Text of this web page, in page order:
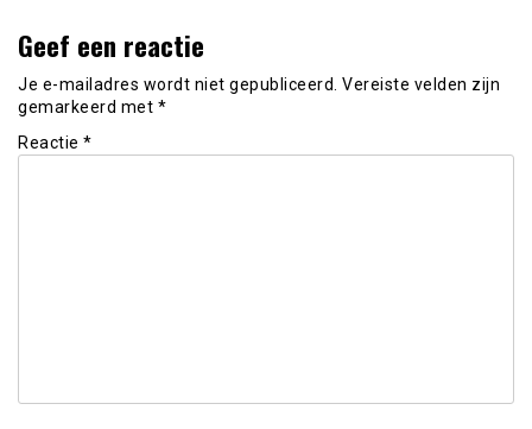
Geef een reactie
Je e-mailadres wordt niet gepubliceerd. Vereiste velden zijn
gemarkeerd met *
Reactie *